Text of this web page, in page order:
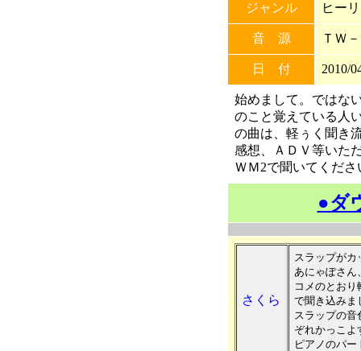
ジャンル ヒー
音 源 ＴＷ
日 付 2010/
始めまして。ではな
のこと覚えている人
の曲は、軽ぅく聞き
感想、ＡＤＶ等いた
ＷＭ2で聞いてくださ
●ダ
さくら
スラップがカ
あにゃぽさん
コメのとお
で聞き込みま
スラップの音
ぞれかっこ
ピアノのパ